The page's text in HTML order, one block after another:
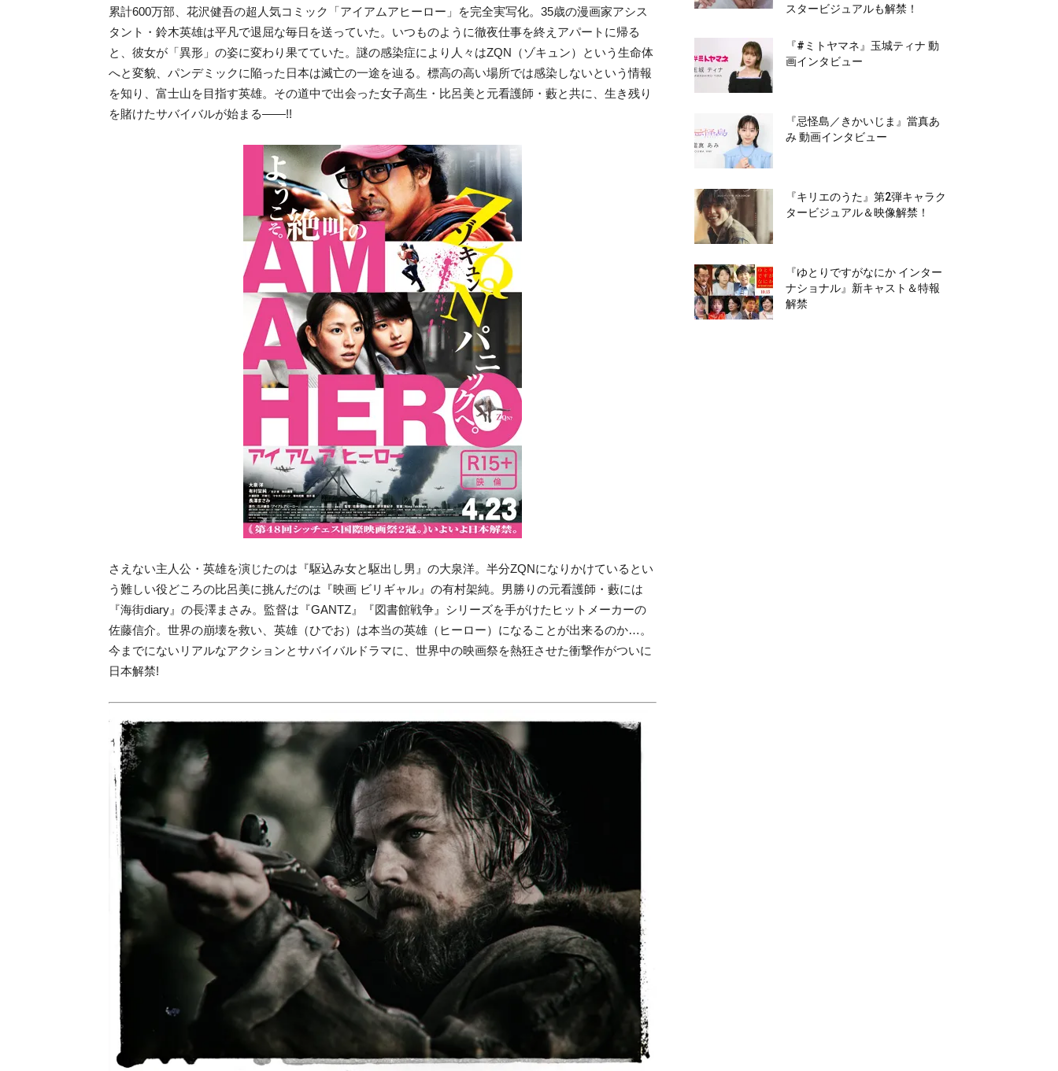
累計600万部、花沢健吾の超人気コミック「アイアムアヒーロー」を完全実写化。35歳の漫画家アシス
タント・鈴木英雄は平凡で退屈な毎日を送っていた。いつものように徹夜仕事を終えアパートに帰る
と、彼女が「異形」の姿に変わり果てていた。謎の感染症により人々はZQN（ゾキュン）という生命体
へと変貌、パンデミックに陥った日本は滅亡の一途を辿る。標高の高い場所では感染しないという情報
を知り、富士山を目指す英雄。その道中で出会った女子高生・比呂美と元看護師・藪と共に、生き残り
を賭けたサバイバルが始まる――!!
さえない主人公・英雄を演じたのは『駆込み女と駆出し男』の大泉洋。半分ZQNになりかけているとい
う難しい役どころの比呂美に挑んだのは『映画 ビリギャル』の有村架純。男勝りの元看護師・藪には
『海街diary』の長澤まさみ。監督は『GANTZ』『図書館戦争』シリーズを手がけたヒットメーカーの
佐藤信介。世界の崩壊を救い、英雄（ひでお）は本当の英雄（ヒーロー）になることが出来るのか…。
今までにないリアルなアクションとサバイバルドラマに、世界中の映画祭を熱狂させた衝撃作がついに
日本解禁!
スタービジュアルも解禁！
『#ミトヤマネ』玉城ティナ 動
画インタビュー
『忌怪島／きかいじま』當真あ
み 動画インタビュー
『キリエのうた』第2弾キャラク
タービジュアル＆映像解禁！
『ゆとりですがなにか インター
ナショナル』新キャスト＆特報
解禁